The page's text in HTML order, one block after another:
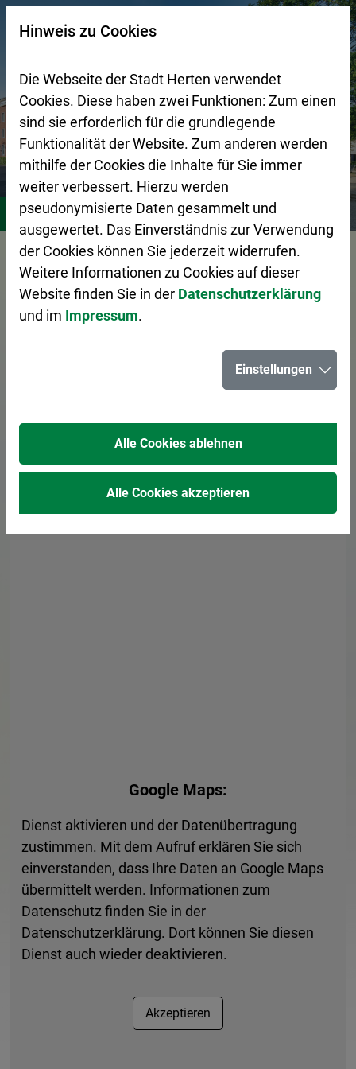
Zur Startseite (Schnelltaste 0)
Zum Seitenanfang springen (Schnelltaste A)
Zur Navigation/Menü springen (Schnelltaste M)
Zur Suche springen (Schnelltaste 8)
Zum Inhalt springen (Schnelltaste I)
Zum Fußbereich springen (Schnelltaste Z)
Bürgerservice Verwaltungsorganisation
Vorlesen
Bürgermeisterbüro
Kurt-Schumacher-Straße 2
Generelle Erreichbarkeit
08:00 bis 12:30 Uhr
An Brückentagen geschlossen.
Terminvergabe erforderlich.
Anfahrt
Google Maps:
Dienst aktivieren und der Datenübertragung
zustimmen. Mit dem Aufruf erklären Sie sich
einverstanden, dass Ihre Daten an Google Maps
übermittelt werden. Informationen zum
Datenschutz finden Sie in der
Datenschutzerklärung. Dort können Sie diesen
Dienst auch wieder deaktivieren.
Akzeptieren
Suchseite mit Schnellsuche
Hinweis zu Cookies
Die Webseite der Stadt Herten verwendet
Cookies. Diese haben zwei Funktionen: Zum einen
sind sie erforderlich für die grundlegende
Funktionalität der Website. Zum anderen werden
mithilfe der Cookies die Inhalte für Sie immer
weiter verbessert. Hierzu werden
pseudonymisierte Daten gesammelt und
ausgewertet. Das Einverständnis zur Verwendung
der Cookies können Sie jederzeit widerrufen.
Weitere Informationen zu Cookies auf dieser
Website finden Sie in der Datenschutzerklärung
und im Impressum.
Einstellungen
Alle Cookies ablehnen
Alle Cookies akzeptieren